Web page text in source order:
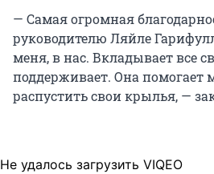
— Самая огромная
руководителю Ляйле
меня, в нас. Вкладывает все
поддерживает. Она помогает
распустить свои крылья, —
Не удалось загрузить VIQEO